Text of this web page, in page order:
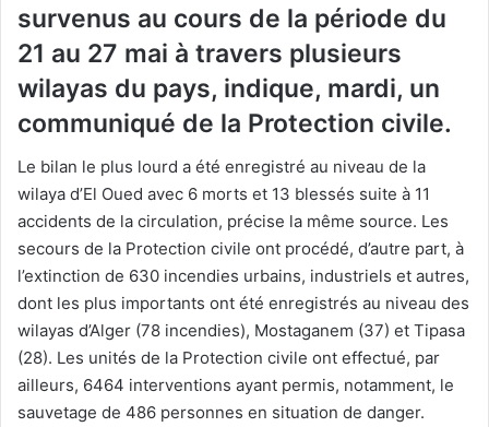
survenus au cours de la période du
21 au 27 mai à travers plusieurs
wilayas du pays, indique, mardi, un
communiqué de la Protection civile.
Le bilan le plus lourd a été enregistré au niveau de la
wilaya d’El Oued avec 6 morts et 13 blessés suite à 11
accidents de la circulation, précise la même source. Les
secours de la Protection civile ont procédé, d’autre part, à
l’extinction de 630 incendies urbains, industriels et autres,
dont les plus importants ont été enregistrés au niveau des
wilayas d’Alger (78 incendies), Mostaganem (37) et Tipasa
(28). Les unités de la Protection civile ont effectué, par
ailleurs, 6464 interventions ayant permis, notamment, le
sauvetage de 486 personnes en situation de danger.